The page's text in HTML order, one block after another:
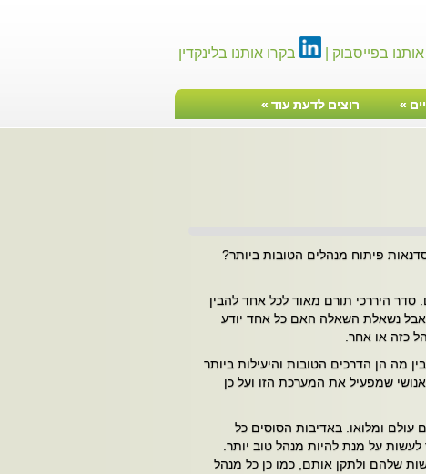
בקרו אותנו בלינקדין בפייסבוק |
» רוצים לדעת עוד »
פיתוח מנהלים הטובות ביותר?
סדר היררכי תורם מאוד לכל אחד להבין
אבל נשאלת השאלה האם כל אחד יודע
כזה או אחר.
מה הן הדרכים הטובות והיעילות ביותר
שמפעיל את המערכת הזו ועל כן
עולם ומלואו. באדיבות הסוסים כל
על מנת להיות מנהל טוב יותר.
שלהם ולתקן אותם, כמו כן כל מנהל